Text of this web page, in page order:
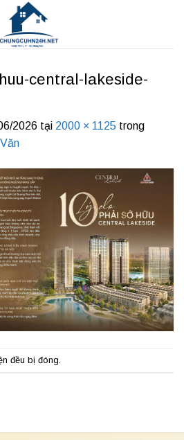
central-lakeside-
2026 tại 2000 × 1125 trong
đều bị đóng.